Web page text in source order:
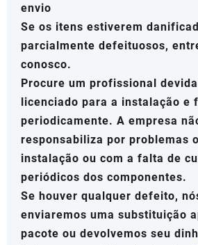
envio
Se os itens estiverem
parcialmente defeituosos,
conosco.
Procure um profissional
licenciado para a instalação e
periodicamente. A empresa
responsabiliza por problemas
instalação ou com a falta de
periódicos dos componentes.
Se houver qualquer defeito,
enviaremos uma substituição
pacote ou devolvemos seu